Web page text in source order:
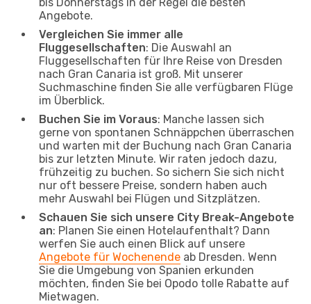
Angebote.
Vergleichen Sie immer alle
Fluggesellschaften: Die Auswahl an
Fluggesellschaften für Ihre Reise von Dresden
nach Gran Canaria ist groß. Mit unserer
Suchmaschine finden Sie alle verfügbaren Flüge
im Überblick.
Buchen Sie im Voraus: Manche lassen sich
gerne von spontanen Schnäppchen überraschen
und warten mit der Buchung nach Gran Canaria
bis zur letzten Minute. Wir raten jedoch dazu,
frühzeitig zu buchen. So sichern Sie sich nicht
nur oft bessere Preise, sondern haben auch
mehr Auswahl bei Flügen und Sitzplätzen.
Schauen Sie sich unsere City Break-Angebote
an: Planen Sie einen Hotelaufenthalt? Dann
werfen Sie auch einen Blick auf unsere
Angebote für Wochenende ab Dresden. Wenn
Sie die Umgebung von Spanien erkunden
möchten, finden Sie bei Opodo tolle Rabatte auf
Mietwagen.